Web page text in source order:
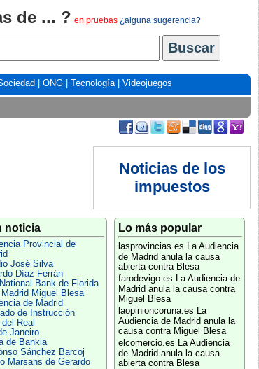
de ... ? en pruebas ¿alguna sugerencia?
ONG Tecnología| Videojuegos
Noticias de los
impuestos
noticia
Provincial de
José Silva
Díaz Ferrán
Bank de Florida
Miguel Blesa
de Madrid
de Instrucción
Real
Janeiro
de Bankia
Sánchez Barcoj
Marsans de Gerardo
Lo más popular
lasprovincias.es La Audiencia
de Madrid anula la causa
abierta contra Blesa
farodevigo.es La Audiencia de
Madrid anula la causa contra
Miguel Blesa
laopinioncoruna.es La
Audiencia de Madrid anula la
causa contra Miguel Blesa
elcomercio.es La Audiencia
de Madrid anula la causa
abierta contra Blesa